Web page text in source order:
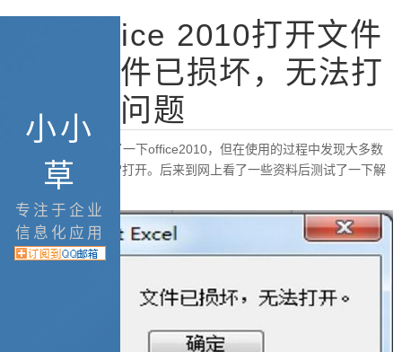
小小
草
专注于企业
信息化应用
解决Office 2010打开文件
提示“文件已损坏，无法打
开。”的问题
今天我的win7安装了一下office2010，但在使用的过程中发现大多数
文件都没有办法正常打开。后来到网上看了一些资料后测试了一下解
决办法有两种。